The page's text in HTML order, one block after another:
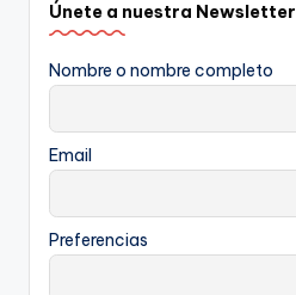
Únete a nuestra Newsletter
Nombre o nombre completo
Email
Preferencias